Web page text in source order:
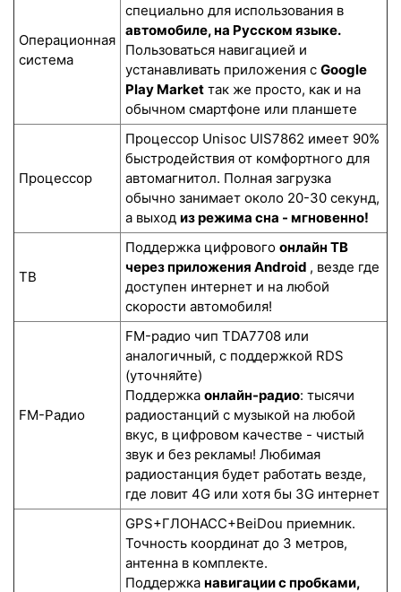
Операционная
система
специально для использования в
автомобиле, на Русском языке.
Пользоваться навигацией и
устанавливать приложения с Google
Play Market так же просто, как и на
обычном смартфоне или планшете
Процессор
Процессор Unisoc UIS7862 имеет 90%
быстродействия от комфортного для
автомагнитол. Полная загрузка
обычно занимает около 20-30 секунд,
а выход из режима сна - мгновенно!
ТВ
Поддержка цифрового онлайн ТВ
через приложения Android , везде где
доступен интернет и на любой
скорости автомобиля!
FM-Радио
FM-радио чип TDA7708 или
аналогичный, с поддержкой RDS
(уточняйте)
Поддержка онлайн-радио: тысячи
радиостанций с музыкой на любой
вкус, в цифровом качестве - чистый
звук и без рекламы! Любимая
радиостанция будет работать везде,
где ловит 4G или хотя бы 3G интернет
GPS+ГЛОНАСС+BeiDou приемник.
Точность координат до 3 метров,
антенна в комплекте.
Поддержка навигации с пробками,